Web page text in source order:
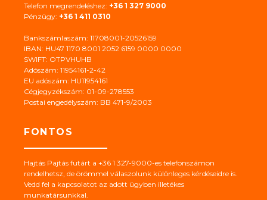
Telefon megrendeléshez: +36 1 327 9000
Pénzügy: +36 1 411 0310
Bankszámlaszám: 11708001-20526159
IBAN: HU47 1170 8001 2052 6159 0000 0000
SWIFT: OTPVHUHB
Adószám: 11954161-2-42
EU adószám: HU11954161
Cégjegyzékszám: 01-09-278553
Postai engedélyszám: BB 471-9/2003
FONTOS
Hajtás Pajtás futárt a +36 1 327-9000-es telefonszámon
rendelhetsz, de örömmel válaszolunk különleges kérdéseidre is.
Vedd fel a kapcsolatot az adott ügyben illetékes
munkatársunkkal.